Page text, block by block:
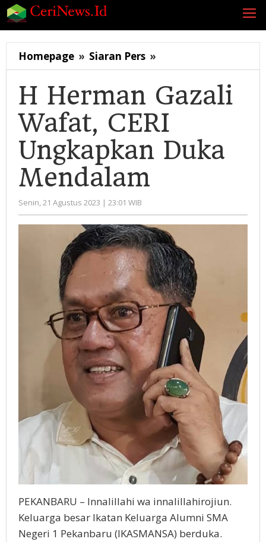
Lewati
ke
Homepage » Siaran Pers »
Herman
Gazali
Wafat,
CERI
Ungkapkan
Duka
Mendalam
H Herman Gazali
Wafat, CERI
Ungkapkan Duka
Mendalam
Senin, 21 Agustus 2023 | 23:01 WIB
Administrator
PEKANBARU – Innalillahi wa innalillahirojiun.
Keluarga besar Ikatan Keluarga Alumni SMA
Negeri 1 Pekanbaru (IKASMANSA) berduka.